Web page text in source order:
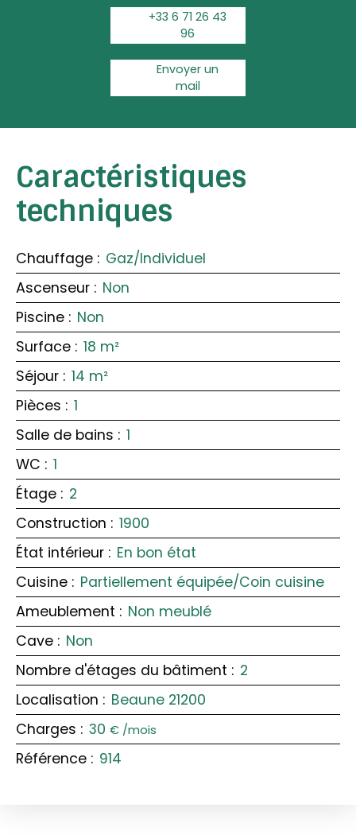
+33 6 71 26 43
96
Envoyer un
mail
Caractéristiques
techniques
Chauffage : Gaz/Individuel
Ascenseur : Non
Piscine : Non
Surface : 18 m²
Séjour : 14 m²
Pièces : 1
Salle de bains : 1
WC : 1
Étage : 2
Construction : 1900
État intérieur : En bon état
Cuisine : Partiellement équipée/Coin cuisine
Ameublement : Non meublé
Cave : Non
Nombre d'étages du bâtiment : 2
Localisation : Beaune 21200
Charges : 30 € /mois
Référence : 914